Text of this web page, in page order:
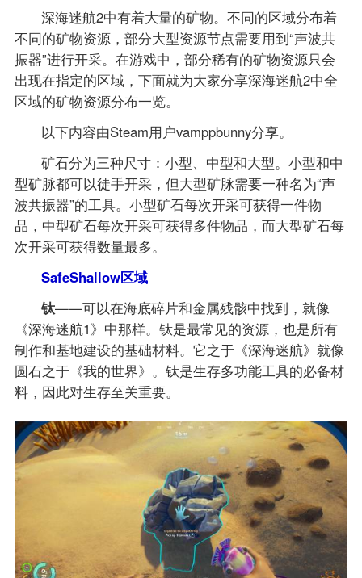
深海迷航2中有着大量的矿物。不同的区域分布着
不同的矿物资源，部分大型资源节点需要用到“声波共
振器”进行开采。在游戏中，部分稀有的矿物资源只会
出现在指定的区域，下面就为大家分享深海迷航2中全
区域的矿物资源分布一览。
以下内容由Steam用户vamppbunny分享。
矿石分为三种尺寸：小型、中型和大型。小型和中
型矿脉都可以徒手开采，但大型矿脉需要一种名为“声
波共振器”的工具。小型矿石每次开采可获得一件物
品，中型矿石每次开采可获得多件物品，而大型矿石每
次开采可获得数量最多。
SafeShallow区域
钛——可以在海底碎片和金属残骸中找到，就像
《深海迷航1》中那样。钛是最常见的资源，也是所有
制作和基地建设的基础材料。它之于《深海迷航》就像
圆石之于《我的世界》。钛是生存多功能工具的必备材
料，因此对生存至关重要。